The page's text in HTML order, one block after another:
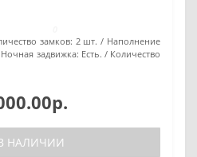
замков: 2 шт.
Наполнение
Ночная задвижка: Есть.
Количество
НАЛИЧИИ